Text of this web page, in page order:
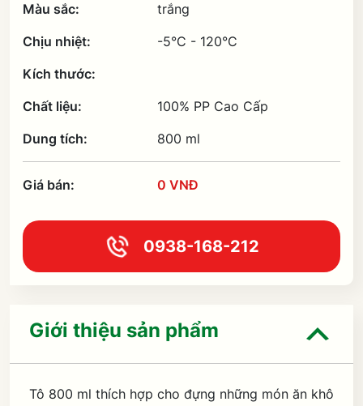
Màu sắc:
trắng
Chịu nhiệt:
-5°C - 120°C
Kích thước:
Chất liệu:
100% PP Cao Cấp
Dung tích:
800 ml
Giá bán: 0 VNĐ
0938-168-212
Giới thiệu sản phẩm
Tô 800 ml thích hợp cho đựng những món ăn khô